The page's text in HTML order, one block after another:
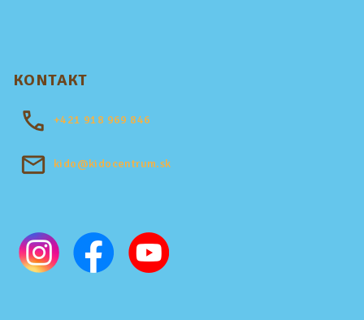
KONTAKT
+421 918 969 846
kido@kidocentrum.sk